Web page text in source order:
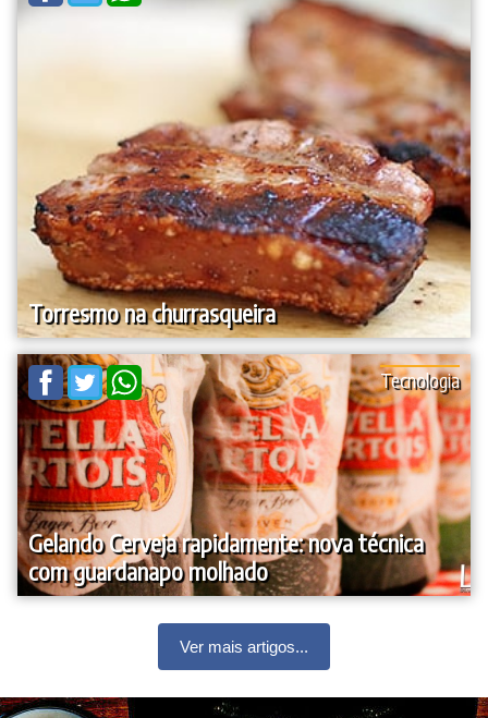
Torresmo na churrasqueira
Gelando Cerveja rapidamente: nova técnica
com guardanapo molhado
Tecnologia
Ver mais artigos...